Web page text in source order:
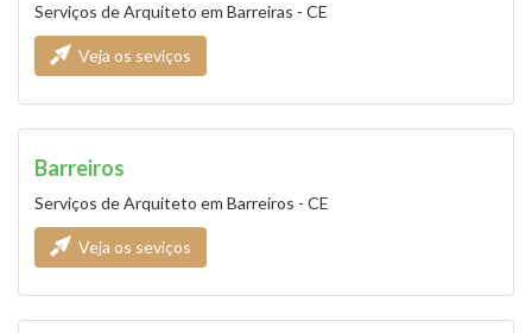
Serviços de Arquiteto em Barreiras - CE
Veja os seviços
Barreiros
Serviços de Arquiteto em Barreiros - CE
Veja os seviços